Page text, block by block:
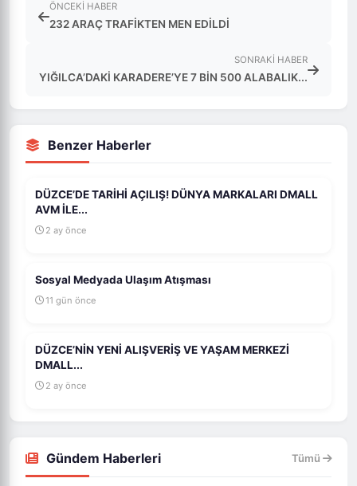
ÖNCEKI HABER
232 ARAÇ TRAFİKTEN MEN EDİLDİ
SONRAKI HABER
YIĞILCA’DAKİ KARADERE’YE 7 BİN 500 ALABALIK...
Benzer Haberler
DÜZCE’DE TARİHİ AÇILIŞ! DÜNYA MARKALARI DMALL
AVM İLE...
2 ay önce
Sosyal Medyada Ulaşım Atışması
11 gün önce
DÜZCE’NİN YENİ ALIŞVERİŞ VE YAŞAM MERKEZİ
DMALL...
2 ay önce
Gündem Haberleri Tümü